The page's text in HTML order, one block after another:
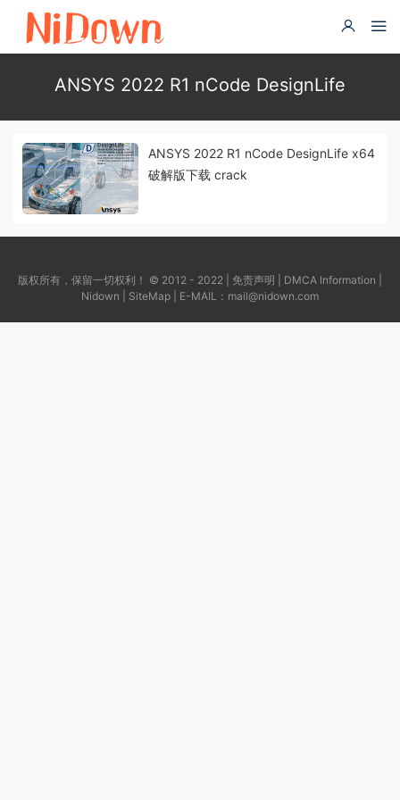
ANSYS 2022 R1 nCode DesignLife
ANSYS 2022 R1 nCode DesignLife x64
破解版下载 crack
版权所有，保留一切权利！ © 2012 - 2022 | 免责声明 DMCA Information
Nidown
SiteMap | E-MAIL： mail@nidown.com